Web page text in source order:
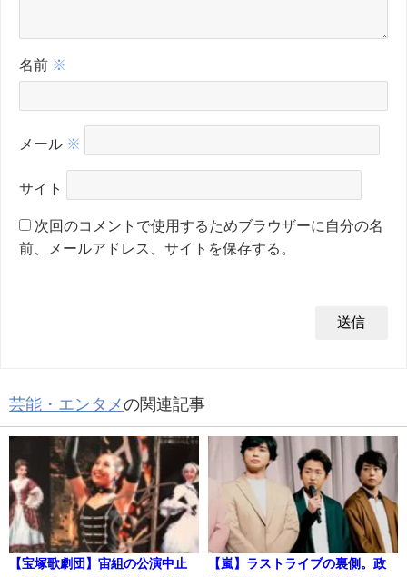
名前 ※
メール ※
サイト
次回のコメントで使用するためブラウザーに自分の名
前、メールアドレス、サイトを保存する。
芸能・エンタメの関連記事
【宝塚歌劇団】宙組の公演中止
【嵐】ラストライブの裏側。政